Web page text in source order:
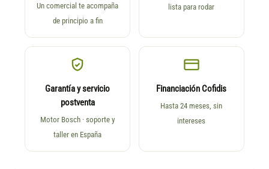
Un comercial te acompaña
de principio a fin
lista para rodar
Garantía y servicio
postventa
Motor Bosch · soporte y
taller en España
Financiación Cofidis
Hasta 24 meses, sin
intereses